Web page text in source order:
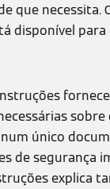
que necessita.
disponível
sobre
único
de segurança
explica